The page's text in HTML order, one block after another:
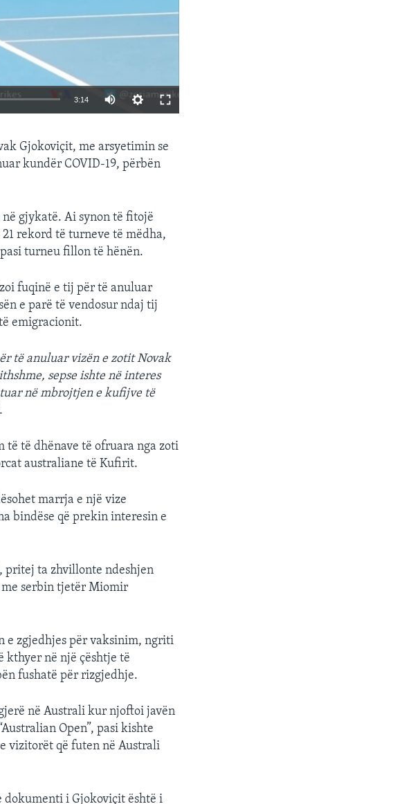
3:14
Gjokoviçit, me arsyetimin se
kundër COVID-19, përbën
gjykatë. Ai synon të fitojë
rekord të turneve të mëdha,
turneu fillon të hënën.
fuqinë e tij për të anuluar
e parë të vendosur ndaj tij
emigracionit.
të anuluar vizën e zotit Novak
sepse ishte në interes
në mbrojtjen e kufijve të
të të dhënave të ofruara nga zoti
australiane të Kufirit.
marrja e një vize
bindëse që prekin interesin e
ta zhvillonte ndeshjen
me serbin tjetër Miomir
e zgjedhjes për vaksinim, ngriti
kthyer në një çështje të
fushatë për rizgjedhje.
në Australi kur njoftoi javën
Open”, pasi kishte
vizitorët që futen në Australi
dokumenti i Gjokoviçit është i